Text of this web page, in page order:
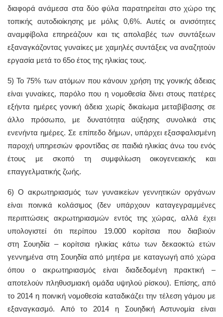
διαφορά ανάμεσα στα δύο φύλα παρατηρείται στο χώρο της
τοπικής αυτοδιοίκησης με μόλις 0,6%. Αυτές οι ανισότητες
αναμφίβολα επηρεάζουν και τις απολαβές των συντάξεων
εξαναγκάζοντας γυναίκες με χαμηλές συντάξεις να αναζητούν
εργασία μετά το 65ο έτος της ηλικίας τους.
5) Το 75% των ατόμων που κάνουν χρήση της γονικής άδειας
είναι γυναίκες, παρόλο που η νομοθεσία δίνει στους πατέρες
εξήντα ημέρες γονική άδεια χωρίς δικαίωμα μεταβίβασης σε
άλλο πρόσωπο, με δυνατότητα αύξησης συνολικά στις
ενενήντα ημέρες. Σε επίπεδο δήμων, υπάρχει εξασφαλισμένη
παροχή υπηρεσιών φροντίδας σε παιδιά ηλικίας άνω του ενός
έτους με σκοπό τη συμφιλίωση οικογενειακής και
επαγγελματικής ζωής.
6) Ο ακρωτηριασμός των γυναικείων γεννητικών οργάνων
είναι ποινικά κολάσιμος (δεν υπάρχουν καταγεγραμμένες
περιπτώσεις ακρωτηριασμών εντός της χώρας, αλλά έχει
υπολογιστεί ότι περίπου 19.000 κορίτσια που διαβιούν
στη Σουηδία – κορίτσια ηλικίας κάτω των δεκαοκτώ ετών
γεννημένα στη Σουηδία από μητέρα με καταγωγή από χώρα
όπου ο ακρωτηριασμός είναι διαδεδομένη πρακτική –
αποτελούν πληθυσμιακή ομάδα υψηλού ρίσκου). Επίσης, από
το 2014 η ποινική νομοθεσία καταδικάζει την τέλεση γάμου με
εξαναγκασμό. Από το 2014 η Σουηδική Αστυνομία είναι